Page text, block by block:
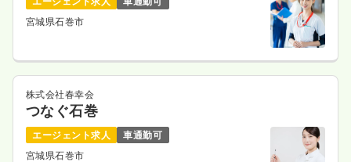
宮城県石巻市
株式会社春幸会
つなぐ石巻
エージェント求人
車通勤可
宮城県石巻市